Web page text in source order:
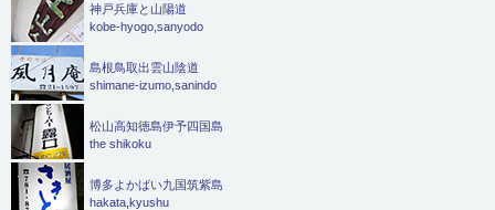
神戸兵庫と山陽道
kobe-hyogo,sanyodo
島根鳥取出雲山陰道
shimane-izumo,sanindo
松山高知徳島伊予四国島
the shikoku
博多よかばい九国筑紫島
hakata,kyushu